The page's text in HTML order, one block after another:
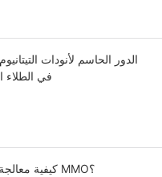
الدور الحاسم لأنودات
في الطلاء
كيفية معالجة أنودس التيتانيوم MMO؟